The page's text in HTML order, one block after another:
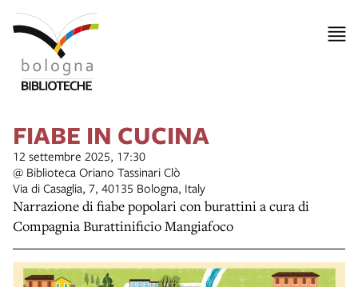
FIABE IN CUCINA
12 settembre 2025, 17:30
@ Biblioteca Oriano Tassinari Clò
Via di Casaglia, 7, 40135 Bologna, Italy
Narrazione di fiabe popolari con burattini a cura di
Compagnia Burattinificio Mangiafoco